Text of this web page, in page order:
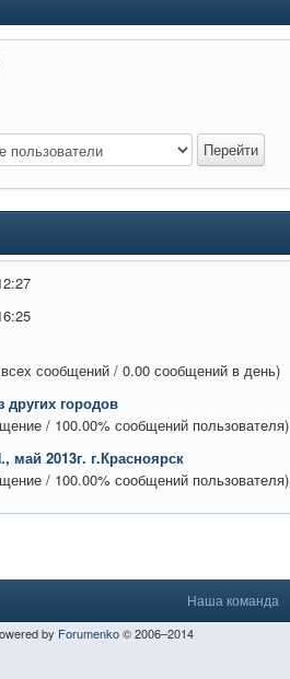
сообщений / 0.00 сообщений в день)
других городов
/ 100.00% сообщений пользователя)
май 2013г. г.Красноярск
/ 100.00% сообщений пользователя)
Наша команда
by Forumenko© 2006–2014